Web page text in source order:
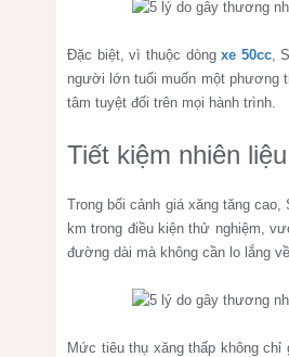
Đặc biệt, vì thuộc dòngxe 50cc,
người lớn tuổi muốn một phương
tâm tuyệt đối trên mọi hành trình.
Tiết kiệm nhiên
Trong bối cảnh giá xăng tăng
km trong điều kiện thử nghiệm,
đường dài mà không cần lo lắng
Mức tiêu thụ xăng thấp không